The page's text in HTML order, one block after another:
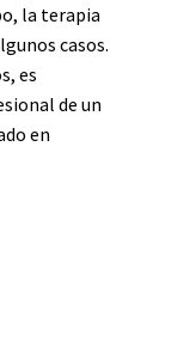
la terapia
casos.
es
de un
en